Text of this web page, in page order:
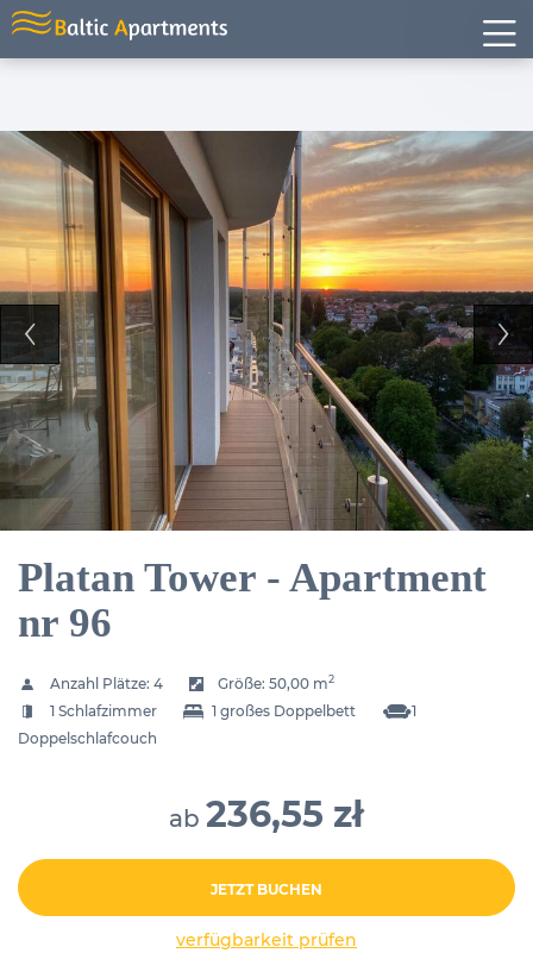
Platan Tower - Apartment
nr 96
Anzahl Plätze: 4 Größe:50,00 m2
1 Schlafzimmer 1 großes Doppelbett
1
Doppelschlafcouch
ab 236,55 zł
JETZT BUCHEN
verfügbarkeit prüfen